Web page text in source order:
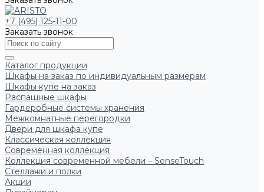
+7 (495) 125-11-00
Заказать звонок
Каталог продукции
Шкафы на заказ по индивидуальным размерам
Шкафы купе на заказ
Распашные шкафы
Гардеробные системы хранения
Межкомнатные перегородки
Двери для шкафа купе
Классическая коллекция
Современная коллекция
Коллекция современной мебели – SenseTouch
Стеллажи и полки
Акции